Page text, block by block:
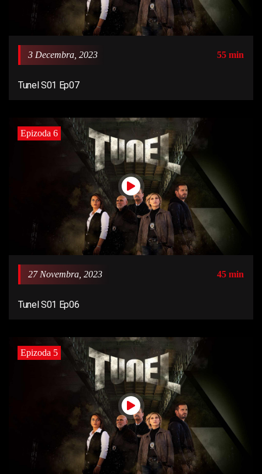
3 Decembra, 2023 55 min
Tunel S01 Ep07
Epizoda 6
27 Novembra, 2023 45 min
Tunel S01 Ep06
Epizoda 5